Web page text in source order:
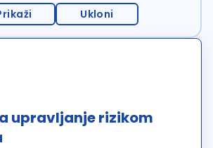
Ukloni
upravljanje rizikom